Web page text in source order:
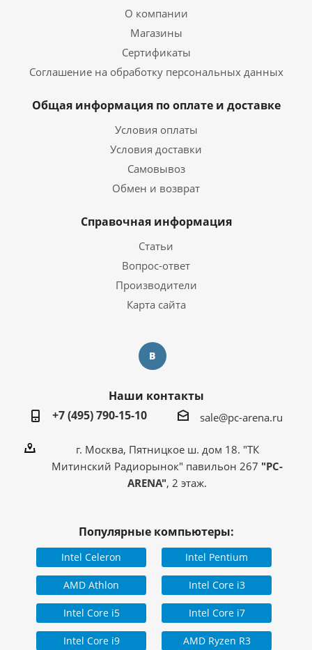
О компании
Магазины
Сертификаты
Соглашение на обработку персональных данных
Общая информация по оплате и доставке
Условия оплаты
Условия доставки
Самовывоз
Обмен и возврат
Справочная информация
Статьи
Вопрос-ответ
Производители
Карта сайта
Наши контакты
+7 (495) 790-15-10
sale@pc-arena.ru
г. Москва, Пятницкое ш. дом 18. "ТК
Митинский Радиорынок" павильон 267 "PC-
ARENA", 2 этаж.
Популярные компьютеры:
Intel Celeron Intel Pentium
AMD Athlon Intel Core i3
Intel Core i5 Intel Core i7
Intel Core i9 AMD Ryzen R3